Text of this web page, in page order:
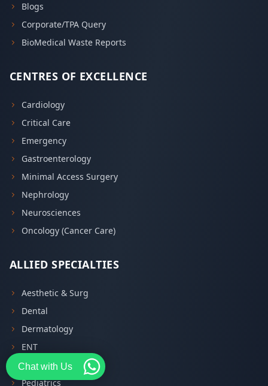
Blogs
Corporate/TPA Query
BioMedical Waste Reports
CENTRES OF EXCELLENCE
Cardiology
Critical Care
Emergency
Gastroenterology
Minimal Access Surgery
Nephrology
Neurosciences
Oncology (Cancer Care)
ALLIED SPECIALTIES
Aesthetic & Surg
Dental
Dermatology
ENT
Eye Care
Pediatrics
Chat with Us